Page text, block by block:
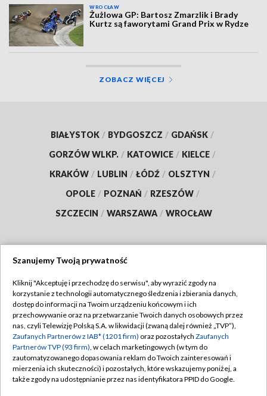
WROCŁAW
Żużlowa GP: Bartosz Zmarzlik i Brady
Kurtz są faworytami Grand Prix w Rydze
ZOBACZ WIĘCEJ
BIAŁYSTOK / BYDGOSZCZ / GDAŃSK /
GORZÓW WLKP. / KATOWICE / KIELCE /
KRAKÓW / LUBLIN / ŁÓDŹ / OLSZTYN /
OPOLE / POZNAŃ / RZESZÓW /
SZCZECIN / WARSZAWA / WROCŁAW
TVP
Abonament TVP
Emisja w TVP
Centrum informacji TVP
Naziemna Telewizja Cyfrowa
Regulamin TVP
Polityka prywatności
Moje zgody
Pomoc
Szanujemy Twoją prywatność
Kliknij "Akceptuję i przechodzę do serwisu", aby wyrazić zgody na
korzystanie z technologii automatycznego śledzenia i zbierania danych,
dostęp do informacji na Twoim urządzeniu końcowym i ich
przechowywanie oraz na przetwarzanie Twoich danych osobowych przez
nas, czyli Telewizję Polską S.A. w likwidacji (zwaną dalej również „TVP”),
Zaufanych Partnerów z IAB* (1201 firm) oraz pozostałych Zaufanych
Partnerów TVP (93 firm), w celach marketingowych (w tym do
zautomatyzowanego dopasowania reklam do Twoich zainteresowań i
mierzenia ich skuteczności) i pozostałych, które wskazujemy poniżej, a
także zgody na udostępnianie przez nas identyfikatora PPID do Google.